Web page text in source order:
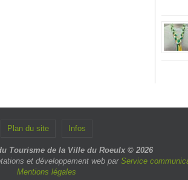
Plan du site Infos
Tourisme de la Ville du Roeulx © 2026
et développement web par Service
Mentions légales